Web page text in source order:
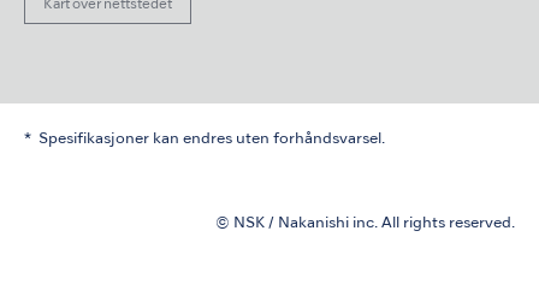
Kart over nettstedet
Spesifikasjoner kan endres uten forhåndsvarsel.
© NSK / Nakanishi inc. All rights reserved.